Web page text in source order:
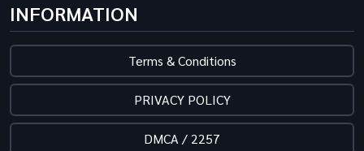
INFORMATION
Terms & Conditions
PRIVACY POLICY
DMCA / 2257